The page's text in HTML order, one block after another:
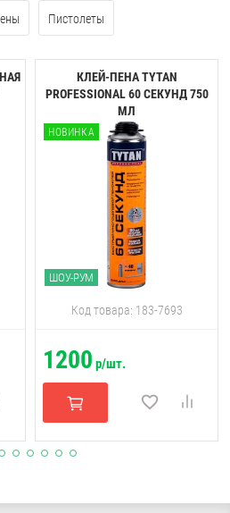
Пистолеты
КЛЕЙ-ПЕНА TYTAN
PROFESSIONAL 60 CЕКУНД 750
МЛ
НОВИНКА
ШОУ-РУМ
Код товара: 183-7693
1200 р/шт.